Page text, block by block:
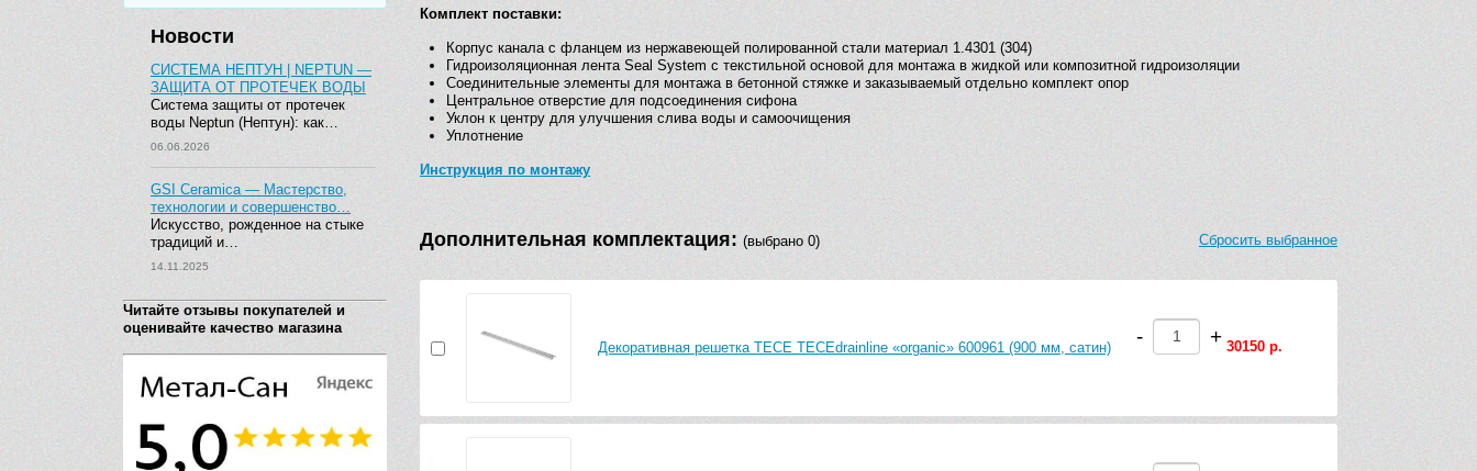
Новости
СИСТЕМА НЕПТУН | NEPTUN —
ЗАЩИТА ОТ ПРОТЕЧЕК ВОДЫ
Система защиты от протечек
воды Neptun (Нептун): как…
06.06.2026
GSI Ceramica — Мастерство,
технологии и совершенство…
Искусство, рожденное на стыке
традиций и…
14.11.2025
Читайте отзывы покупателей и
оценивайте качество магазина
Комплект поставки:
Корпус канала с фланцем из нержавеющей полированной стали материал 1.4301 (304)
Гидроизоляционная лента Seal System с текстильной основой для монтажа в жидкой или композитной гидроизоляции
Соединительные элементы для монтажа в бетонной стяжке и заказываемый отдельно комплект опор
Центральное отверстие для подсоединения сифона
Уклон к центру для улучшения слива воды и самоочищения
Уплотнение
Инструкция по монтажу
Дополнительная комплектация: (выбрано 0) Сбросить выбранное
Декоративная решетка TECE TECEdrainline «organic» 600961 (900 мм, сатин) - + 30150 р.